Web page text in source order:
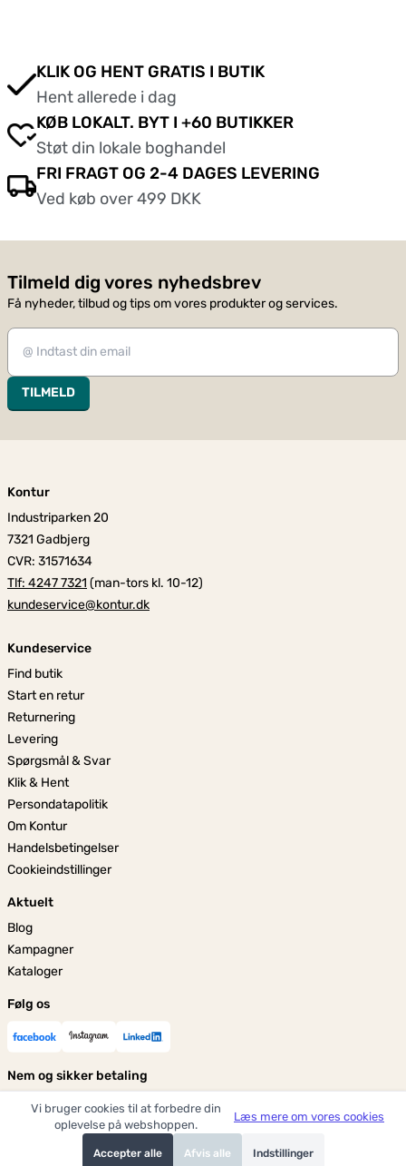
KLIK OG HENT GRATIS I BUTIK
Hent allerede i dag
KØB LOKALT. BYT I +60 BUTIKKER
Støt din lokale boghandel
FRI FRAGT OG 2-4 DAGES LEVERING
Ved køb over 499 DKK
Tilmeld dig vores nyhedsbrev
Få nyheder, tilbud og tips om vores produkter og services.
TILMELD
Kontur
Industriparken 20
7321 Gadbjerg
CVR: 31571634
Tlf: 4247 7321 (man-tors kl. 10-12)
kundeservice@kontur.dk
Kundeservice
Find butik
Start en retur
Returnering
Levering
Spørgsmål & Svar
Klik & Hent
Persondatapolitik
Om Kontur
Handelsbetingelser
Cookieindstillinger
Aktuelt
Blog
Kampagner
Kataloger
Følg os
Nem og sikker betaling
Vi bruger cookies til at forbedre din
oplevelse på webshoppen.
Læs mere om vores cookies
Accepter alle Afvis alle Indstillinger